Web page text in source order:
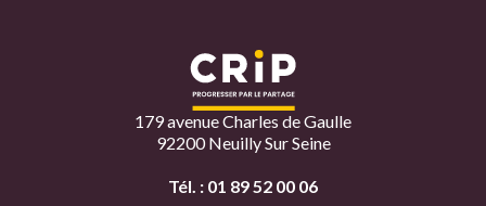
179 avenue Charles de Gaulle
92200 Neuilly Sur Seine
Tél. : 01 89 52 00 06